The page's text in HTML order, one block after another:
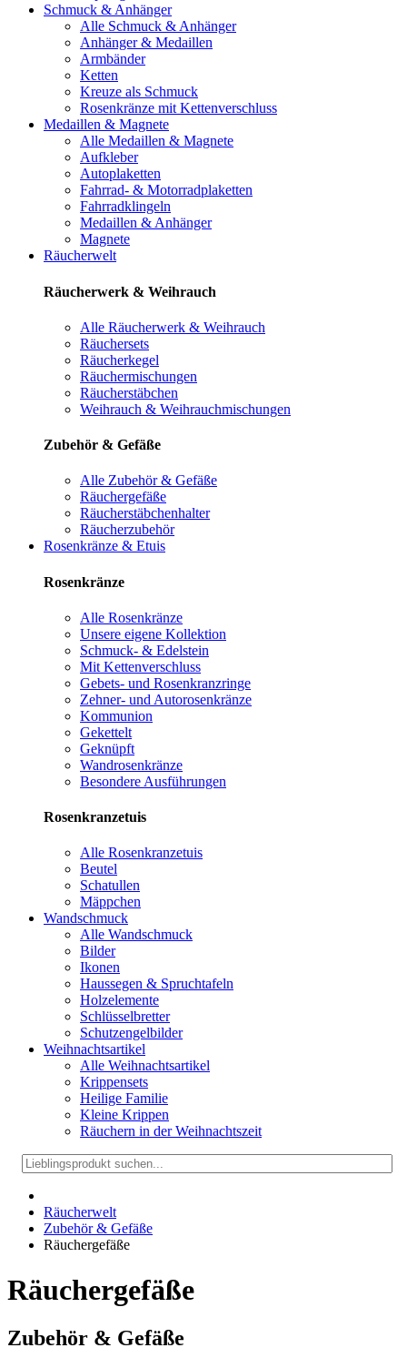
Schmuck & Anhänger
Alle Schmuck & Anhänger
Anhänger & Medaillen
Armbänder
Ketten
Kreuze als Schmuck
Rosenkränze mit Kettenverschluss
Medaillen & Magnete
Alle Medaillen & Magnete
Aufkleber
Autoplaketten
Fahrrad- & Motorradplaketten
Fahrradklingeln
Medaillen & Anhänger
Magnete
Räucherwelt
Räucherwerk & Weihrauch
Alle Räucherwerk & Weihrauch
Räuchersets
Räucherkegel
Räuchermischungen
Räucherstäbchen
Weihrauch & Weihrauchmischungen
Zubehör & Gefäße
Alle Zubehör & Gefäße
Räuchergefäße
Räucherstäbchenhalter
Räucherzubehör
Rosenkränze & Etuis
Rosenkränze
Alle Rosenkränze
Unsere eigene Kollektion
Schmuck- & Edelstein
Mit Kettenverschluss
Gebets- und Rosenkranzringe
Zehner- und Autorosenkränze
Kommunion
Gekettelt
Geknüpft
Wandrosenkränze
Besondere Ausführungen
Rosenkranzetuis
Alle Rosenkranzetuis
Beutel
Schatullen
Mäppchen
Wandschmuck
Alle Wandschmuck
Bilder
Ikonen
Haussegen & Spruchtafeln
Holzelemente
Schlüsselbretter
Schutzengelbilder
Weihnachtsartikel
Alle Weihnachtsartikel
Krippensets
Heilige Familie
Kleine Krippen
Räuchern in der Weihnachtszeit
Räucherwelt
Zubehör & Gefäße
Räuchergefäße
Räuchergefäße
Zubehör & Gefäße